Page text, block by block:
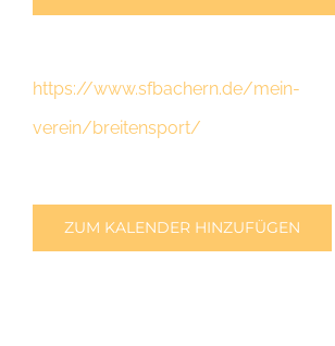
https://www.sfbachern.de/mein-
verein/breitensport/
ZUM KALENDER HINZUFÜGEN